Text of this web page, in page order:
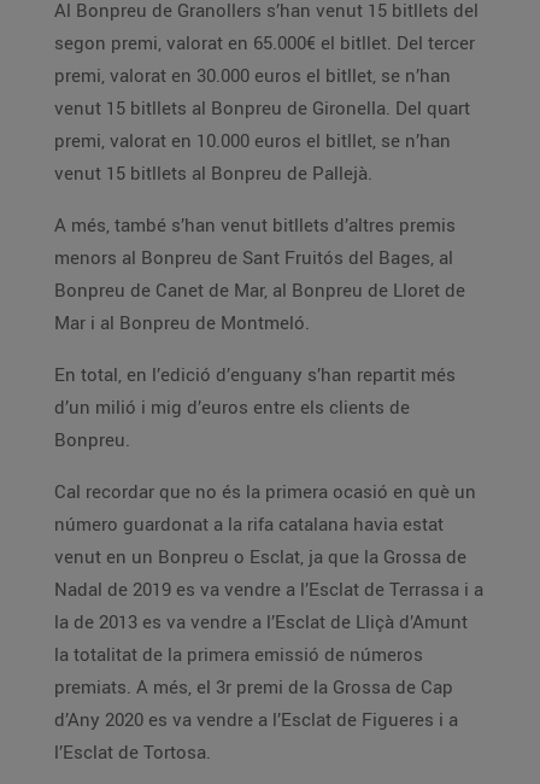
Al Bonpreu de Granollers s’han venut 15 bitllets del
segon premi, valorat en 65.000€ el bitllet. Del tercer
premi, valorat en 30.000 euros el bitllet, se n’han
venut 15 bitllets al Bonpreu de Gironella. Del quart
premi, valorat en 10.000 euros el bitllet, se n’han
venut 15 bitllets al Bonpreu de Pallejà.
A més, també s’han venut bitllets d’altres premis
menors al Bonpreu de Sant Fruitós del Bages, al
Bonpreu de Canet de Mar, al Bonpreu de Lloret de
Mar i al Bonpreu de Montmeló.
En total, en l’edició d’enguany s’han repartit més
d’un milió i mig d’euros entre els clients de
Bonpreu.
Cal recordar que no és la primera ocasió en què un
número guardonat a la rifa catalana havia estat
venut en un Bonpreu o Esclat, ja que la Grossa de
Nadal de 2019 es va vendre a l’Esclat de Terrassa i a
la de 2013 es va vendre a l’Esclat de Lliçà d’Amunt
la totalitat de la primera emissió de números
premiats. A més, el 3r premi de la Grossa de Cap
d’Any 2020 es va vendre a l’Esclat de Figueres i a
l’Esclat de Tortosa.